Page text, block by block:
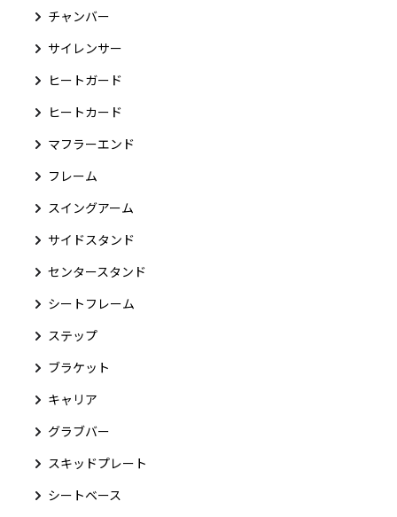
チャンバー
サイレンサー
ヒートガード
ヒートカード
マフラーエンド
フレーム
スイングアーム
サイドスタンド
センタースタンド
シートフレーム
ステップ
ブラケット
キャリア
グラブバー
スキッドプレート
シートベース